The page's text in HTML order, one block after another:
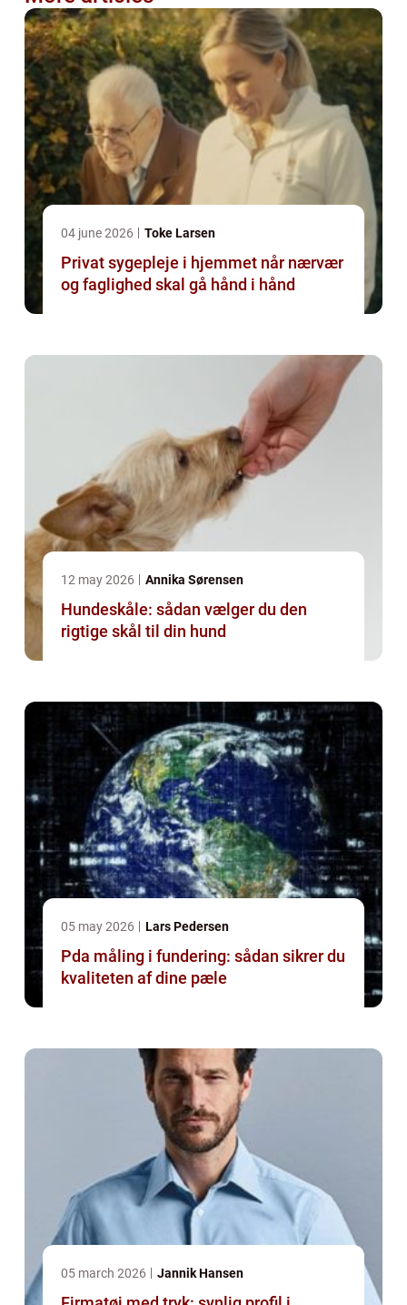
04 june 2026 Toke Larsen
Privat sygepleje i hjemmet når nærvær
og faglighed skal gå hånd i hånd
12 may 2026 Annika Sørensen
Hundeskåle: sådan vælger du den
rigtige skål til din hund
05 may 2026 Lars Pedersen
Pda måling i fundering: sådan sikrer du
kvaliteten af dine pæle
05 march 2026 Jannik Hansen